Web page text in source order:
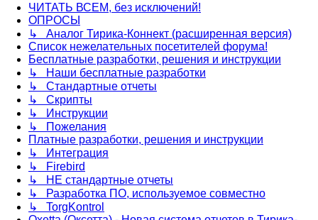
ЧИТАТЬ ВСЕМ, без исключений!
ОПРОСЫ
↳ Аналог Тирика-Коннект (расширенная версия)
Список нежелательных посетителей форума!
Бесплатные разработки, решения и инструкции
↳ Наши бесплатные разработки
↳ Стандартные отчеты
↳ Скрипты
↳ Инструкции
↳ Пожелания
Платные разработки, решения и инструкции
↳ Интеграция
↳ Firebird
↳ НЕ стандартные отчеты
↳ Разработка ПО, используемое совместно
↳ TorgKontrol